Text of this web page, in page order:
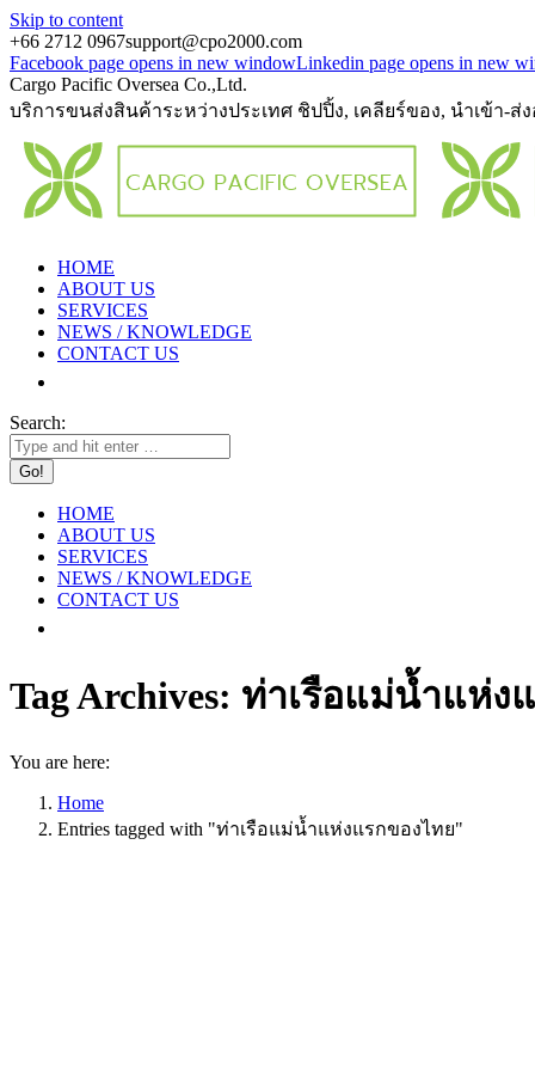
Skip to content
+66 2712 0967support@cpo2000.com
Facebook page opens in new windowLinkedin page opens in new
Cargo Pacific Oversea Co.,Ltd.
บริการขนส่งสินค้าระหว่างประเทศ ชิปปิ้ง, เคลียร์ของ, นำเข้า-ส่
HOME
ABOUT US
SERVICES
NEWS / KNOWLEDGE
CONTACT US
Search:
HOME
ABOUT US
SERVICES
NEWS / KNOWLEDGE
CONTACT US
Tag Archives: ท่าเรือแม่น้ำแห่ง
You are here:
Home
Entries tagged with "ท่าเรือแม่น้ำแห่งแรกของไทย"